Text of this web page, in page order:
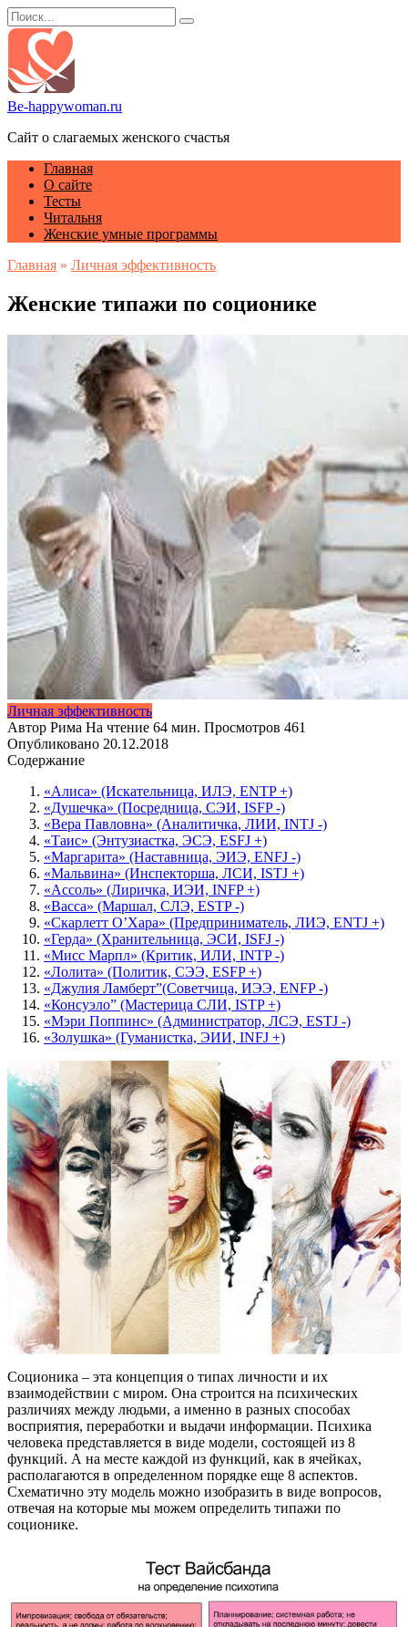
Перейти
к
содержанию
Search
for:
Be-happywoman.ru
Сайт о слагаемых женского счастья
Главная
О сайте
Тесты
Читальня
Женские умные программы
Главная » Личная эффективность
Женские типажи по соционике
Личная эффективность
Автор Рима На чтение 64 мин. Просмотров 461
Опубликовано 20.12.2018
Содержание
«Алиса» (Искательница, ИЛЭ, ENTP +)
«Душечка» (Посредница, СЭИ, ISFP -)
«Вера Павловна» (Аналитичка, ЛИИ, INTJ -)
«Таис» (Энтузиастка, ЭСЭ, ESFJ +)
«Маргарита» (Наставница, ЭИЭ, ENFJ -)
«Мальвина» (Инспекторша, ЛСИ, ISTJ +)
«Ассоль» (Лиричка, ИЭИ, INFP +)
«Васса» (Маршал, СЛЭ, ESTP -)
«Скарлетт О’Хара» (Предприниматель, ЛИЭ, ENTJ +)
«Герда» (Хранительница, ЭСИ, ISFJ -)
«Мисс Марпл» (Критик, ИЛИ, INTP -)
«Лолита» (Политик, СЭЭ, ESFP +)
«Джулия Ламберт”(Советчица, ИЭЭ, ENFP -)
«Консуэло” (Мастерица СЛИ, ISTP +)
«Мэри Поппинс» (Администратор, ЛСЭ, ESTJ -)
«Золушка» (Гуманистка, ЭИИ, INFJ +)
Соционика – эта концепция о типах личности и их
взаимодействии с миром. Она строится на психических
различиях между людьми, а именно в разных способах
восприятия, переработки и выдачи информации. Психика
человека представляется в виде модели, состоящей из 8
функций. А на месте каждой из функций, как в ячейках,
располагаются в определенном порядке еще 8 аспектов.
Схематично эту модель можно изобразить в виде вопросов,
отвечая на которые мы можем определить типажи по
соционике.